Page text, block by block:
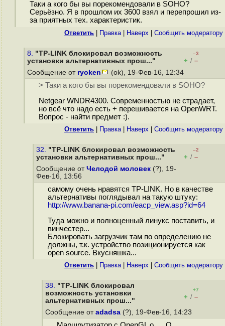
Таки а кого бы вы порекомендовали в SOHO?
Серьёзно. Я в прошлом их 3600 взял и перепрошил из-
за приятных тех. характеристик.
Ответить Правка| Наверх Cообщить модератору
8. "TP-LINK блокировал возможность
установки альтернативных прош..."
–3
+ / –
Сообщение от ryoken (ok), 19-Фев-16, 12:34
> Таки а кого бы вы порекомендовали в SOHO?
Netgear WNDR4300. Современностью не страдает,
но всё что надо есть + перешивается на OpenWRT.
Вопрос - найти предмет :).
Ответить Правка| Наверх Cообщить модератору
32. "TP-LINK блокировал возможность
установки альтернативных прош..."
–2
+ / –
Сообщение от Челодой моловек (?), 19-
Фев-16, 13:56
самому очень нравятся TP-LINK. Но в качестве
альтернативы поглядывал на такую штуку:
http://www.banana-pi.com/eacp_view.asp?id=64
Туда можно и полноценный линукс поставить, и
винчестер...
Блокировать загрузчик там по определению не
должны, т.к. устройство позиционируется как
open source. Вкусняшка...
Ответить Правка| Наверх Cообщить модератору
38. "TP-LINK блокировал
возможность установки
альтернативных прош..."
+7
+ / –
Сообщение от adadsa (?), 19-Фев-16, 14:23